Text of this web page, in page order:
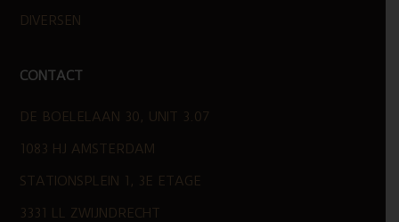
DIVERSEN
CONTACT
DE BOELELAAN 30, UNIT 3.07
1083 HJ AMSTERDAM
STATIONSPLEIN 1, 3E ETAGE
3331 LL ZWIJNDRECHT